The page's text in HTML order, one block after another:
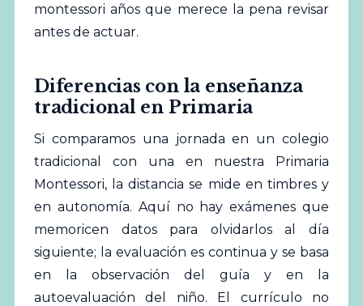
montessori años que merece la pena revisar
antes de actuar.
Diferencias con la enseñanza
tradicional en Primaria
Si comparamos una jornada en uncolegio
tradicional con una en nuestra Primaria
Montessori, la distancia se mide en timbres y
en autonomía. Aquí no hay exámenes que
memoricen datos para olvidarlos al día
siguiente; la evaluación es continua y se basa
en la observación del guía y en la
autoevaluación del niño. El currículo no